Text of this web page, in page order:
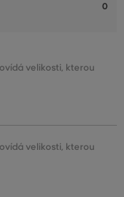
0
velikosti, kterou
velikosti, kterou